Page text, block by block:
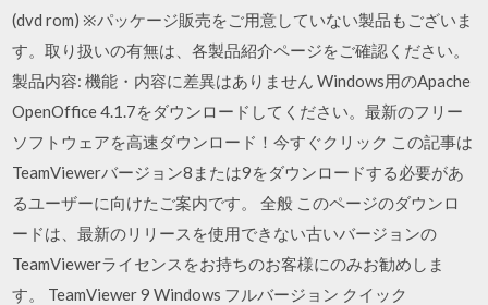
(dvd rom) ※パッケージ販売をご用意していない製品もございま
す。取り扱いの有無は、各製品紹介ページをご確認ください。
製品内容: 機能・内容に差異はありません Windows用のApache
OpenOffice 4.1.7をダウンロードしてください。最新のフリー
ソフトウェアを高速ダウンロード！今すぐクリック この記事は
TeamViewerバージョン8または9をダウンロードする必要があ
るユーザーに向けたご案内です。 全般 このページのダウンロ
ードは、最新のリリースを使用できない古いバージョンの
TeamViewerライセンスをお持ちのお客様にのみお勧めしま
す。 TeamViewer 9 Windows フルバージョン クイック